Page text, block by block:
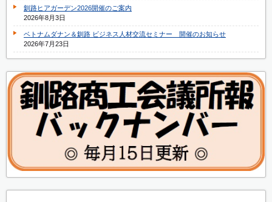
釧路ヒアガーデン2026開催のご案内
2026年8月3日
ベトナムダナン＆釧路 ビジネス人材交流セミナー 開催のお知らせ
2026年7月23日